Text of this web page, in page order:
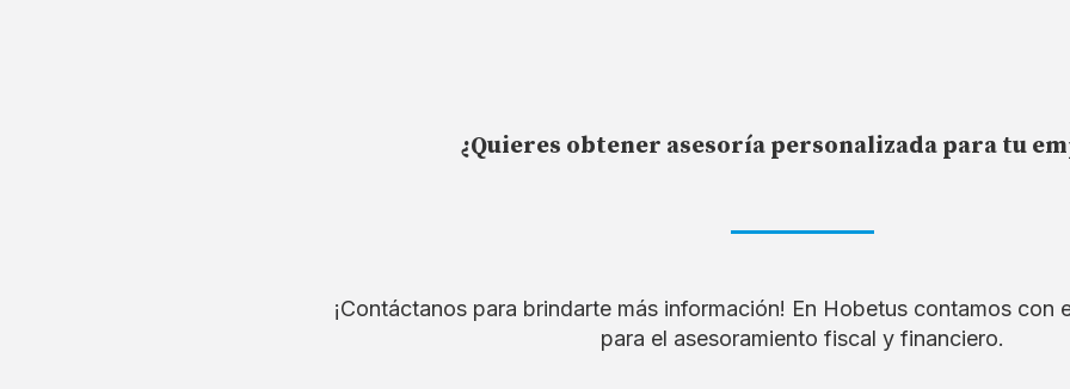
¿Quieres obtener asesoría personalizada para tu
¡Contáctanos para brindarte más información! En Hobetus contamos con
para el asesoramiento fiscal y financiero.